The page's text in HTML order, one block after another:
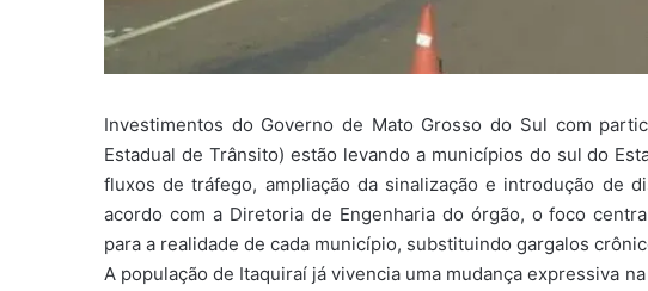
Investimentos do Governo de Mato Grosso do Sul com
Estadual de Trânsito) estão levando a municípios do sul do
fluxos de tráfego, ampliação da sinalização e introdução de
acordo com a Diretoria de Engenharia do órgão, o foco
para a realidade de cada município, substituindo gargalos
A população de Itaquiraí já vivencia uma mudança expressiva